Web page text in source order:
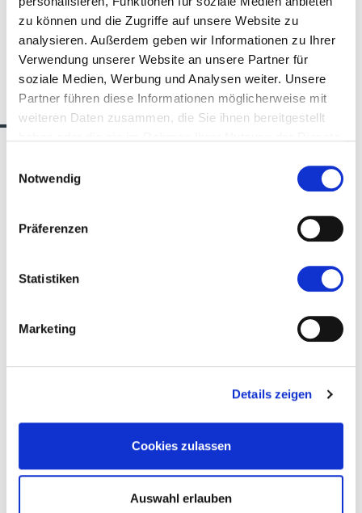
zu können und die Zugriffe auf unsere Website zu
analysieren. Außerdem geben wir Informationen zu Ihrer
Verwendung unserer Website an unsere Partner für
soziale Medien, Werbung und Analysen weiter. Unsere
Partner führen diese Informationen möglicherweise mit
weiteren Daten zusammen, die Sie ihnen bereitgestellt
Notwendig
Präferenzen
Statistiken
Marketing
Details zeigen
Cookies zulassen
Auswahl erlauben
Wir sind für Sie da
Keine Kontakte gefunden!
Hotel Tours
Allgemeine Informationen
Ausstellerkategorien
Kategorien für Hotel- und Gastronomiebetriebe